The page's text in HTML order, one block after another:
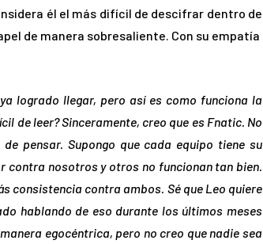
él el más difícil de descifrar dentro de
de manera sobresaliente. Con su empatía
logrado llegar, pero así es como funciona la
de leer? Sinceramente, creo que es Fnatic. No
pensar. Supongo que cada equipo tiene su
contra nosotros y otros no funcionan tan bien.
consistencia contra ambos. Sé que Leo quiere
hablando de eso durante los últimos meses
egocéntrica, pero no creo que nadie sea